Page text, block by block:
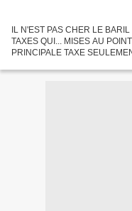
IL N'EST PAS CHER LE
TAXES QUI... MISES AU
PRINCIPALE TAXE
LES TAXES...